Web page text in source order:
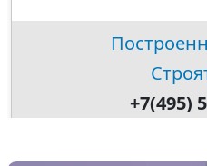
+7(495)